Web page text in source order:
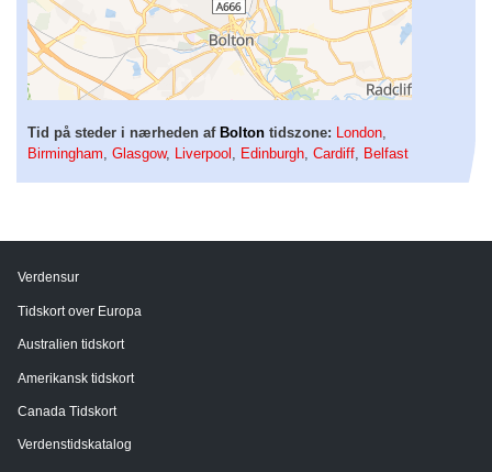
Tid på steder i nærheden af Bolton tidszone: London
Birmingham Glasgow, Liverpool Edinburgh Cardiff Belfast
Verdensur
Tidskort over Europa
Australien tidskort
Amerikansk tidskort
Canada Tidskort
Verdenstidskatalog